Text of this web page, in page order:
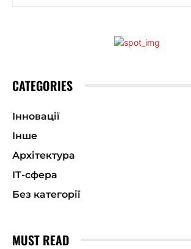
CATEGORIES
Інновації
Інше
Архітектура
ІТ-сфера
Без категорії
MUST READ